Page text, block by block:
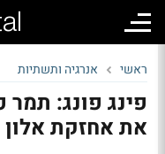
ראשי אנרגיה ותשתיות
פינג פונג:
את אחזקת אלון